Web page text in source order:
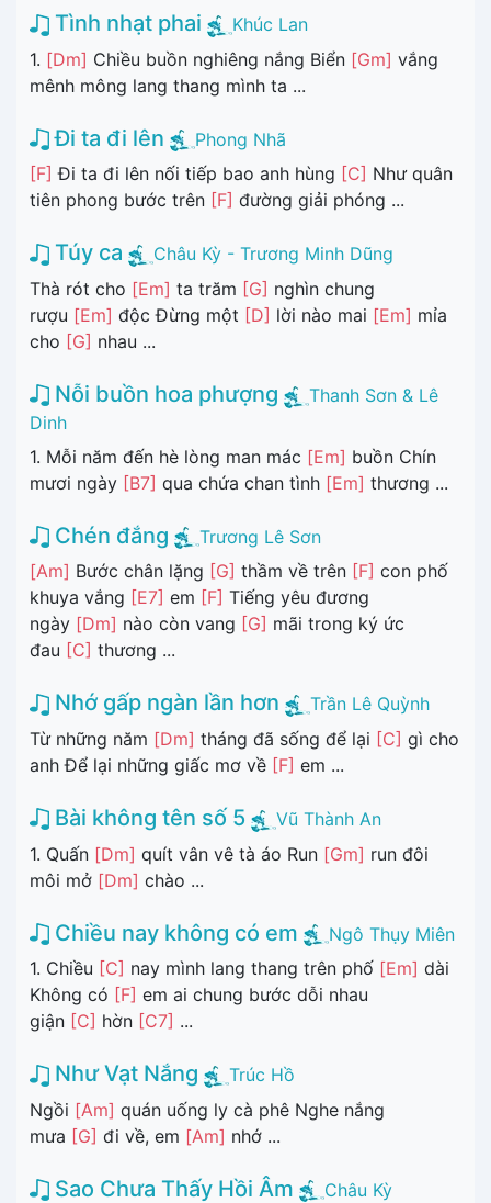
Tình nhạt phai
Khúc Lan
1. [Dm] Chiều buồn nghiêng nắng Biển [Gm] vắng
mênh mông lang thang mình ta ...
Đi ta đi lên
Phong Nhã
[F] Đi ta đi lên nối tiếp bao anh hùng [C] Như quân
tiên phong bước trên [F] đường giải phóng ...
Túy ca
Châu Kỳ - Trương Minh Dũng
Thà rót cho [Em] ta trăm [G] nghìn chung
rượu [Em] độc Đừng một [D] lời nào mai [Em] mỉa
cho [G] nhau ...
Nỗi buồn hoa phượng
Thanh Sơn & Lê
Dinh
1. Mỗi năm đến hè lòng man mác [Em] buồn Chín
mươi ngày [B7] qua chứa chan tình [Em] thương ...
Chén đắng
Trương Lê Sơn
[Am] Bước chân lặng [G] thầm về trên [F] con phố
khuya vắng [E7] em [F] Tiếng yêu đương
ngày [Dm] nào còn vang [G] mãi trong ký ức
đau [C] thương ...
Nhớ gấp ngàn lần hơn
Trần Lê Quỳnh
Từ những năm [Dm] tháng đã sống để lại [C] gì cho
anh Để lại những giấc mơ về [F] em ...
Bài không tên số 5
Vũ Thành An
1. Quấn [Dm] quít vân vê tà áo Run [Gm] run đôi
môi mở [Dm] chào ...
Chiều nay không có em
Ngô Thụy Miên
1. Chiều [C] nay mình lang thang trên phố [Em] dài
Không có [F] em ai chung bước dỗi nhau
giận [C] hờn [C7] ...
Như Vạt Nắng
Trúc Hồ
Ngồi [Am] quán uống ly cà phê Nghe nắng
mưa [G] đi về, em [Am] nhớ ...
Sao Chưa Thấy Hồi Âm
Châu Kỳ